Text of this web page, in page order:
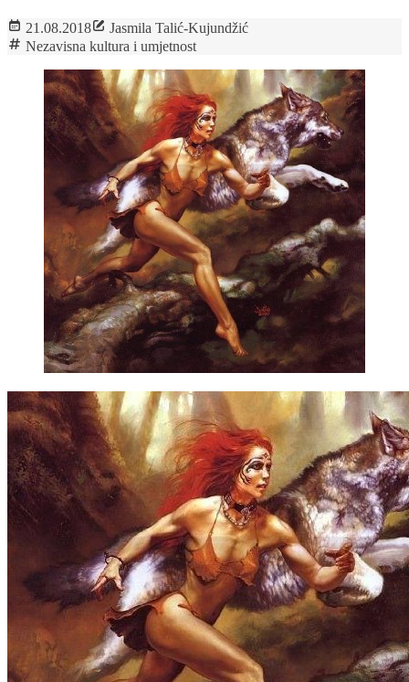
21.08.2018
Jasmila Talić-Kujundžić
Nezavisna kultura i umjetnost